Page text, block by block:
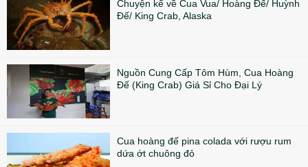
Chuyện kể về Cua Vua/ Hoàng Đế/ Huỳnh
Đế/ King Crab, Alaska
Nguồn Cung Cấp Tôm Hùm, Cua Hoàng
Đế (King Crab) Giá Sỉ Cho Đại Lý
Cua hoàng đế pina colada với rượu rum
dứa ớt chuông đỏ